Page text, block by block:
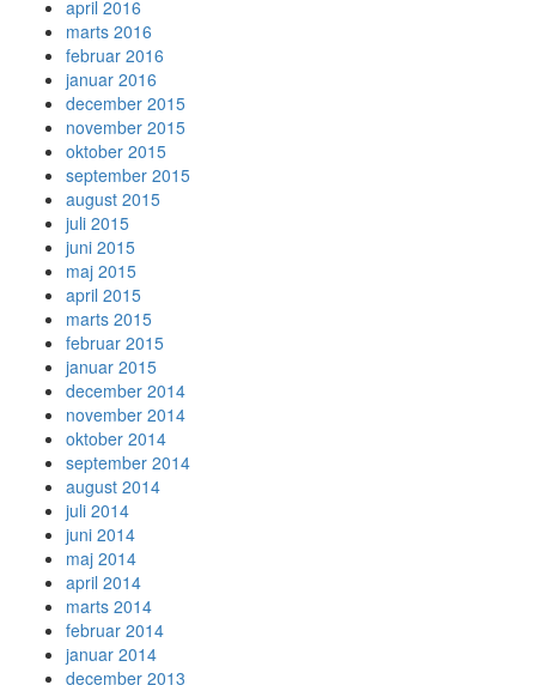
april 2016
marts 2016
februar 2016
januar 2016
december 2015
november 2015
oktober 2015
september 2015
august 2015
juli 2015
juni 2015
maj 2015
april 2015
marts 2015
februar 2015
januar 2015
december 2014
november 2014
oktober 2014
september 2014
august 2014
juli 2014
juni 2014
maj 2014
april 2014
marts 2014
februar 2014
januar 2014
december 2013